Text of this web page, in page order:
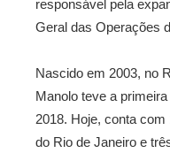
responsável pela
Geral das Operações
Nascido em 2003, no
Manolo teve a
2018. Hoje, conta
do Rio de Janeiro e